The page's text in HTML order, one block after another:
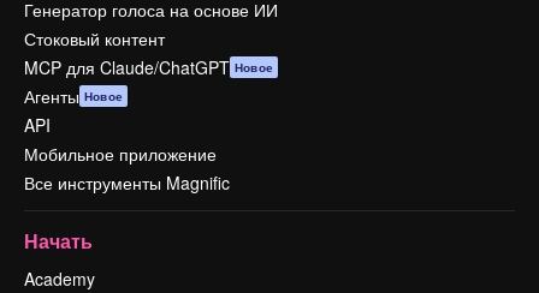
Генератор голоса на основе ИИ
Стоковый контент
MCP для Claude/ChatGPT Новое
Агенты Новое
API
Мобильное приложение
Все инструменты Magnific
Начать
Academy